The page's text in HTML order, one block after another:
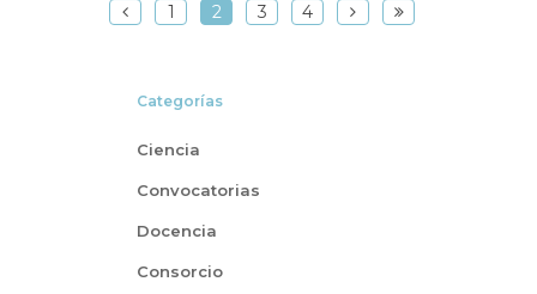
1 2 3 4
Categorías
Ciencia
Convocatorias
Docencia
Consorcio